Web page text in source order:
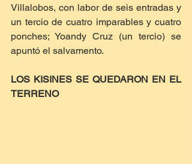
Villalobos, con labor de seis entradas y
un tercio de cuatro imparables y cuatro
ponches; Yoandy Cruz (un tercio) se
apuntó el salvamento.
LOS KISINES SE QUEDARON EN EL
TERRENO